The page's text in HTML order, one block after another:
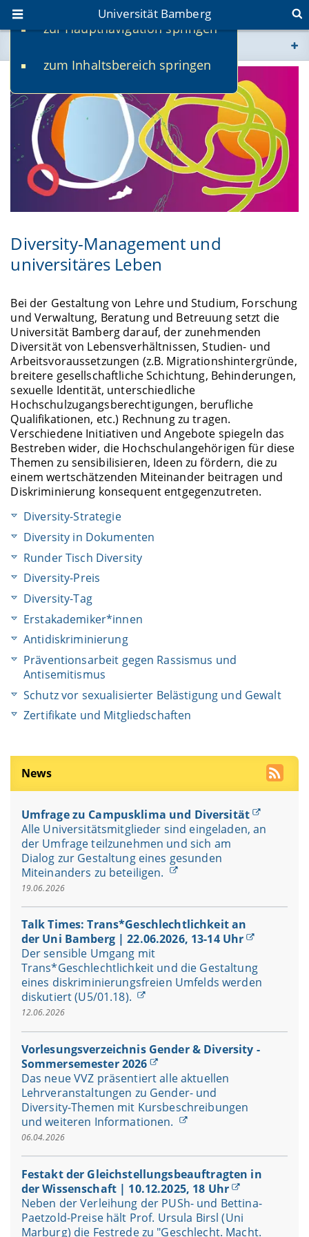
zur Hauptnavigation springen
zum Inhaltsbereich springen
Universität Bamberg
www.uni-bamberg.de
univis.uni-bamberg.de
fis.uni-bamberg.de
Diversity-Management und
universitäres Leben
Bei der Gestaltung von Lehre und Studium, Forschung
und Verwaltung, Beratung und Betreuung setzt die
Universität Bamberg darauf, der zunehmenden
Diversität von Lebensverhältnissen, Studien- und
Arbeitsvoraussetzungen (z.B. Migrationshintergründe,
breitere gesellschaftliche Schichtung, Behinderungen,
sexuelle Identität, unterschiedliche
Hochschulzugangsberechtigungen, berufliche
Qualifikationen, etc.) Rechnung zu tragen.
Verschiedene Initiativen und Angebote spiegeln das
Bestreben wider, die Hochschulangehörigen für diese
Themen zu sensibilisieren, Ideen zu fördern, die zu
einem wertschätzenden Miteinander beitragen und
Diskriminierung konsequent entgegenzutreten.
Diversity-Strategie
Diversity in Dokumenten
Runder Tisch Diversity
Diversity-Preis
Diversity-Tag
Erstakademiker*innen
Antidiskriminierung
Präventionsarbeit gegen Rassismus und
Antisemitismus
Schutz vor sexualisierter Belästigung und Gewalt
Zertifikate und Mitgliedschaften
News
Umfrage zu Campusklima und Diversität
Alle Universitätsmitglieder sind eingeladen, an
der Umfrage teilzunehmen und sich am
Dialog zur Gestaltung eines gesunden
Miteinanders zu beteiligen.
19.06.2026
Talk Times: Trans*Geschlechtlichkeit an
der Uni Bamberg | 22.06.2026, 13-14 Uhr
Der sensible Umgang mit
Trans*Geschlechtlichkeit und die Gestaltung
eines diskriminierungsfreien Umfelds werden
diskutiert (U5/01.18).
12.06.2026
Vorlesungsverzeichnis Gender & Diversity -
Sommersemester 2026
Das neue VVZ präsentiert alle aktuellen
Lehrveranstaltungen zu Gender- und
Diversity-Themen mit Kursbeschreibungen
und weiteren Informationen.
06.04.2026
Festakt der Gleichstellungsbeauftragten in
der Wissenschaft | 10.12.2025, 18 Uhr
Neben der Verleihung der PUSh- und Bettina-
Paetzold-Preise hält Prof. Ursula Birsl (Uni
Marburg) die Festrede zu "Geschlecht. Macht.